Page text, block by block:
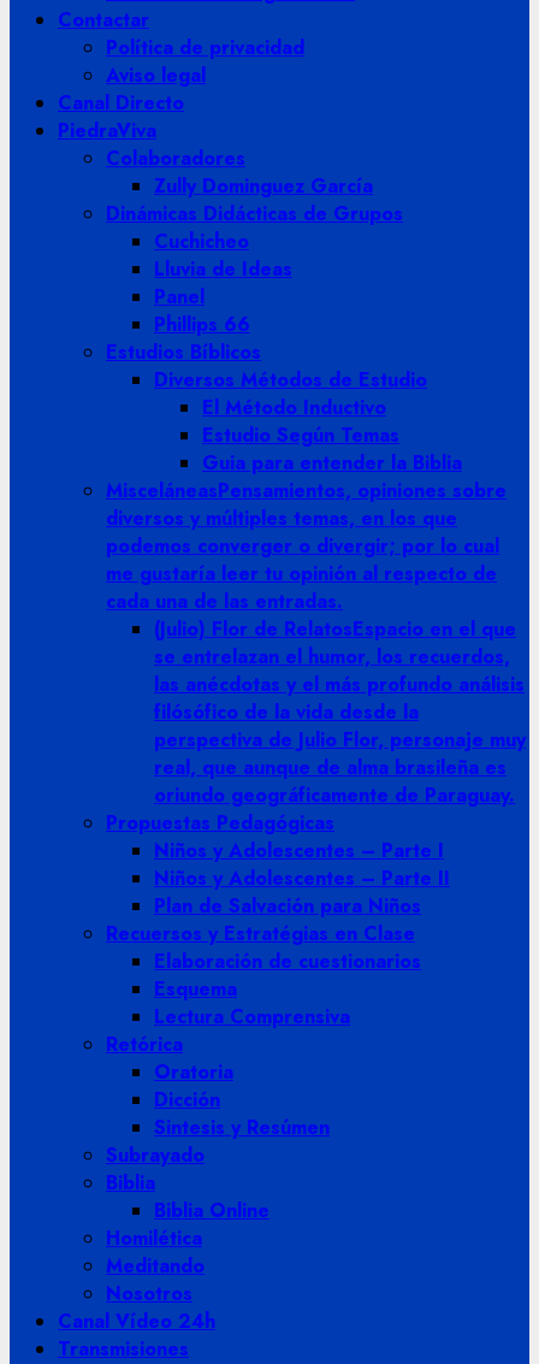
Contactar
Política de privacidad
Aviso legal
Canal Directo
PiedraViva
Colaboradores
Zully Dominguez García
Dinámicas Didácticas de Grupos
Cuchicheo
Lluvia de Ideas
Panel
Phillips 66
Estudios Bíblicos
Diversos Métodos de Estudio
El Método Inductivo
Estudio Según Temas
Guia para entender la Biblia
MisceláneasPensamientos, opiniones sobre
diversos y múltiples temas, en los que
podemos converger o divergir; por lo cual
me gustaría leer tu opinión al respecto de
cada una de las entradas.
(Julio) Flor de RelatosEspacio en el que
se entrelazan el humor, los recuerdos,
las anécdotas y el más profundo análisis
filósófico de la vida desde la
perspectiva de Julio Flor, personaje muy
real, que aunque de alma brasileña es
oriundo geográficamente de Paraguay.
Propuestas Pedagógicas
Niños y Adolescentes – Parte I
Niños y Adolescentes – Parte II
Plan de Salvación para Niños
Recuersos y Estratégias en Clase
Elaboración de cuestionarios
Esquema
Lectura Comprensiva
Retórica
Oratoria
Dicción
Sintesis y Resúmen
Subrayado
Biblia
Biblia Online
Homilética
Meditando
Nosotros
Canal Vídeo 24h
Transmisiones